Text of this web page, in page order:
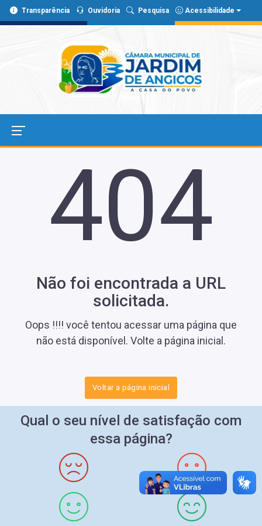
Transparência Ouvidoria Pesquisa Acessibilidade
404
Não foi encontrada a URL
solicitada.
Oops !!!! você tentou acessar uma página que
não está disponível. Volte a página inicial.
Voltar a página inicial
Qual o seu nível de satisfação com
essa página?